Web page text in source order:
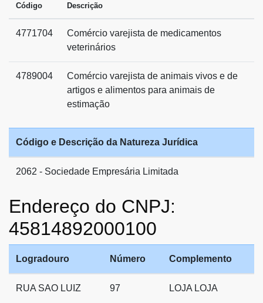
Código Descrição
4771704
Comércio varejista de medicamentos
veterinários
4789004
Comércio varejista de animais vivos e de
artigos e alimentos para animais de
estimação
Código e Descrição da Natureza Jurídica
2062 - Sociedade Empresária Limitada
Endereço do CNPJ:
45814892000100
Logradouro Número Complemento
RUA SAO LUIZ 97 LOJA LOJA